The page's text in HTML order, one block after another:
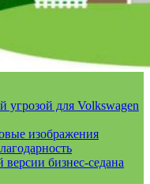
угрозой для Volkswagen
изображения
бизнес-седана